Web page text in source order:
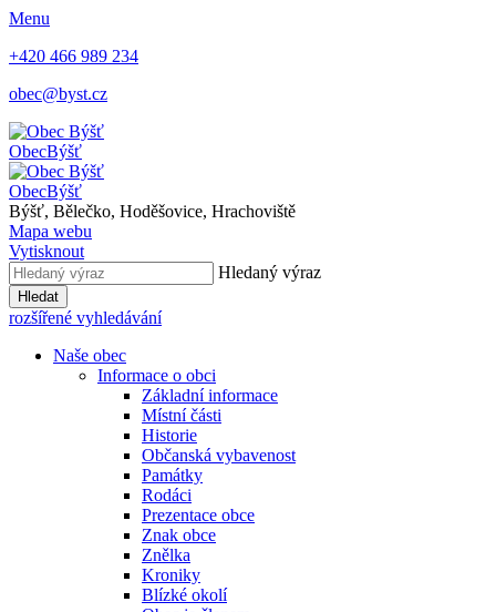
Menu
+420 466 989 234
obec@byst.cz
ObecBýšť
ObecBýšť
Býšť, Bělečko, Hoděšovice, Hrachoviště
Mapa webu
Vytisknout
Hledaný výraz
Hledat
rozšířené vyhledávání
Naše obec
Informace o obci
Základní informace
Místní části
Historie
Občanská vybavenost
Památky
Rodáci
Prezentace obce
Znak obce
Znělka
Kroniky
Blízké okolí